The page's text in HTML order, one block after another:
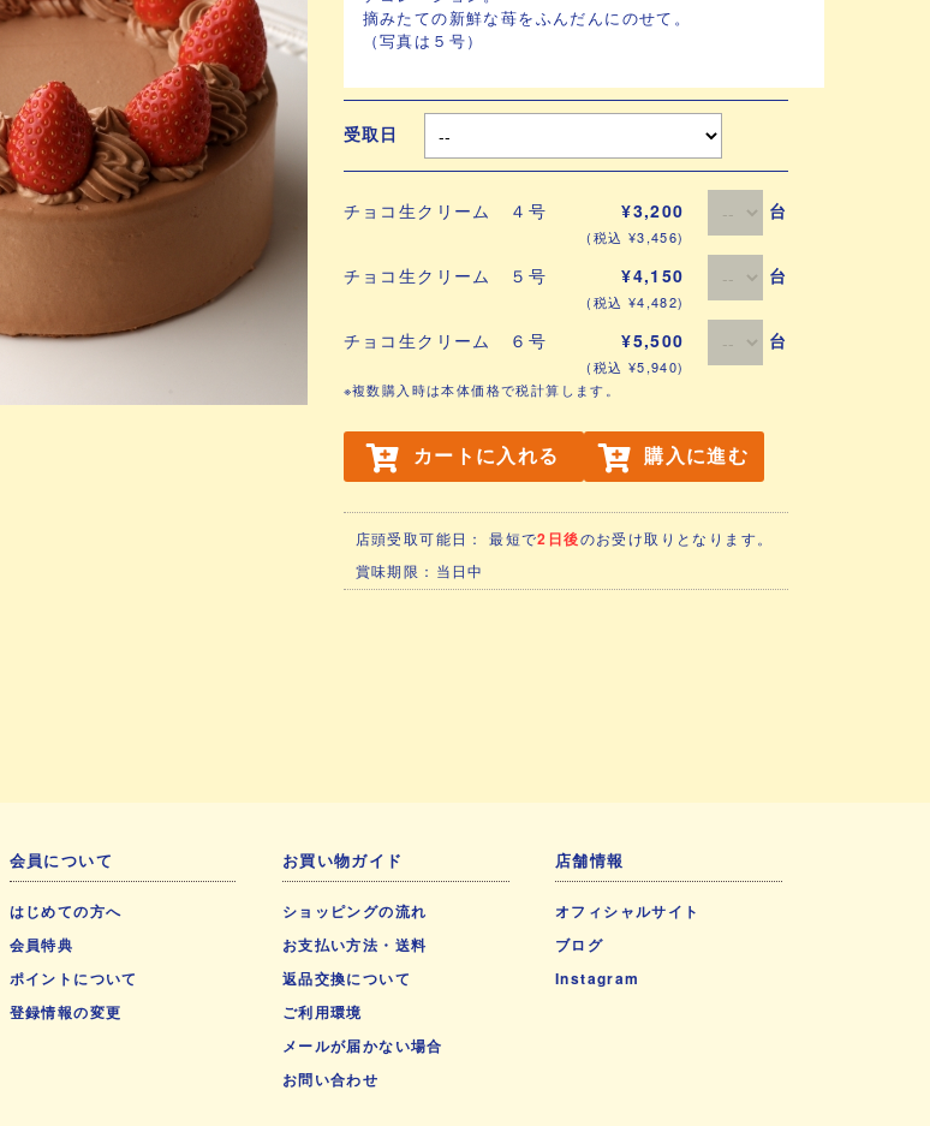
摘みたての新鮮な苺をふんだんにのせて。
（写真は５号）
受取日
チョコ生クリーム ４号 ¥3,200
(税込 ¥3,456)
台
チョコ生クリーム ５号 ¥4,150
(税込 ¥4,482)
台
チョコ生クリーム ６号 ¥5,500
(税込 ¥5,940)
台
※複数購入時は本体価格で税計算します。
カートに入れる 購入に進む
店頭受取可能日： 最短で2日後のお受け取りとなります。
賞味期限：当日中
会員について
はじめての方へ
会員特典
ポイントについて
登録情報の変更
お買い物ガイド
ショッピングの流れ
お支払い方法・送料
返品交換について
ご利用環境
メールが届かない場合
お問い合わせ
店舗情報
オフィシャルサイト
ブログ
Instagram